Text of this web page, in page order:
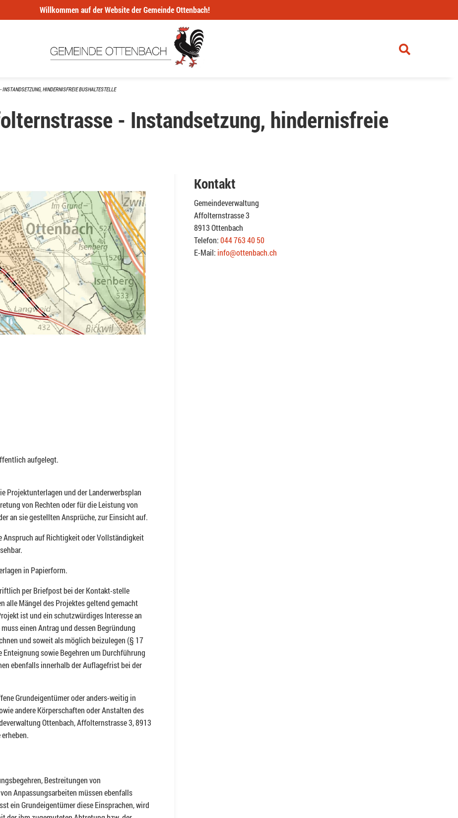
Willkommen auf der Website der Gemeinde Ottenbach!
HINDERNISFREIE BUSHALTESTELLE
- Instandsetzung, hindernisfreie
aufgelegt.
Projektunterlagen und der Landerwerbsplan
von Rechten oder für die Leistung von
an sie gestellten Ansprüche, zur Einsicht auf.
Anspruch auf Richtigkeit oder Vollständigkeit
in Papierform.
per Briefpost bei der Kontakt-stelle
alle Mängel des Projektes geltend gemacht
ist und ein schutzwürdiges Interesse an
einen Antrag und dessen Begründung
und soweit als möglich beizulegen (§ 17
sowie Begehren um Durchführung
ebenfalls innerhalb der Auflagefrist bei der
Grundeigentümer oder anders-weitig in
andere Körperschaften oder Anstalten des
Ottenbach, Affolternstrasse 3, 8913
Bestreitungen von
Anpassungsarbeiten müssen ebenfalls
ein Grundeigentümer diese Einsprachen, wird
Kontakt
Gemeindeverwaltung
Affolternstrasse 3
8913 Ottenbach
Telefon:044 763 40 50
E-Mail: info@ottenbach.ch